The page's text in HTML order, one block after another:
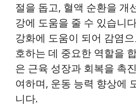
절을 돕고, 혈액 순환을 개
강에 도움을 줄 수 있습니
강화에 도움이 되어 감염
호하는 데 중요한 역할을
은 근육 성장과 회복을 촉
여하며, 운동 능력 향상에
니다.